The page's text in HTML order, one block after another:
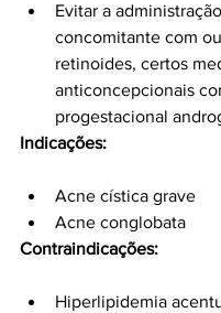
Evitar a administração
concomitante com
retinoides, certos
anticoncepcionais
progestacional
Indicações:
Acne cística grave
Acne conglobata
Contraindicações:
Hiperlipidemia